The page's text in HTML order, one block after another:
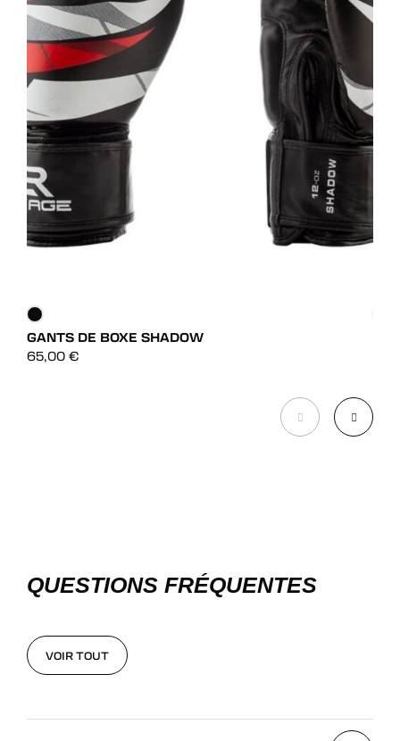
GANTS DE BOXE SHADOW
65,00 €
QUESTIONS FRÉQUENTES
VOIR TOUT